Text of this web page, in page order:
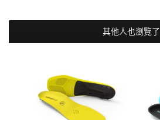
其他人也瀏覽了